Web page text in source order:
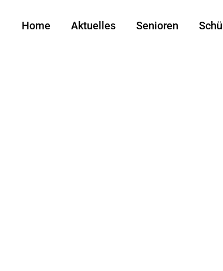
Home Aktuelles Senioren